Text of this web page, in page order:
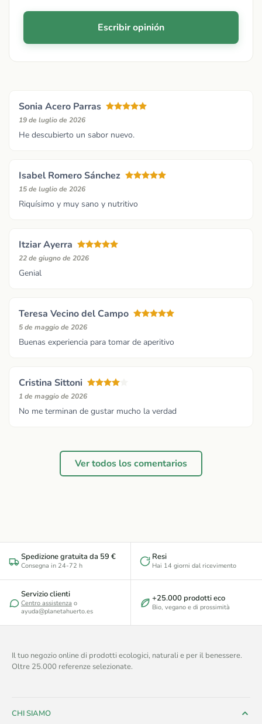
Escribir opinión
Sonia Acero Parras
19 de luglio de 2026
He descubierto un sabor nuevo.
Isabel Romero Sánchez
15 de luglio de 2026
Riquísimo y muy sano y nutritivo
Itziar Ayerra
22 de giugno de 2026
Genial
Teresa Vecino del Campo
5 de maggio de 2026
Buenas experiencia para tomar de aperitivo
Cristina Sittoni
1 de maggio de 2026
No me terminan de gustar mucho la verdad
Ver todos los comentarios
Spedizione gratuita da 59 €
Consegna in 24-72 h
Resi
Hai 14 giorni dal ricevimento
Servizio clienti
Centro assistenza o
ayuda@planetahuerto.es
+25.000 prodotti eco
Bio, vegano e di prossimità
Il tuo negozio online di prodotti ecologici, naturali e per il benessere.
Oltre 25.000 referenze selezionate.
CHI SIAMO